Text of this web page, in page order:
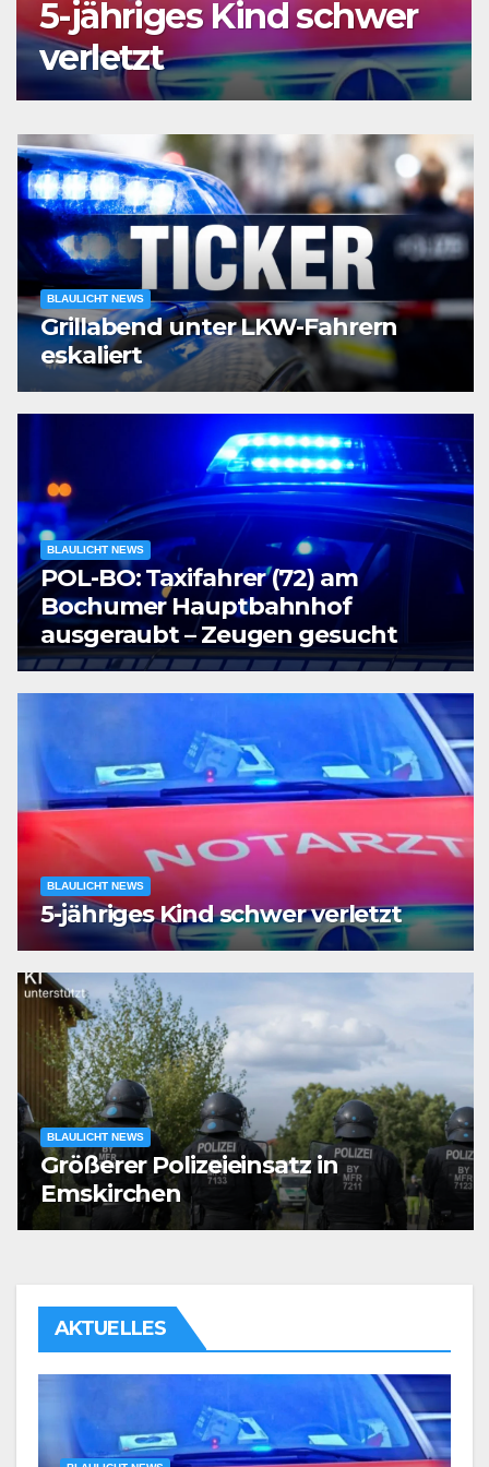
5-jähriges Kind schwer
verletzt
BLAULICHT NEWS
Grillabend unter LKW-Fahrern
eskaliert
BLAULICHT NEWS
POL-BO: Taxifahrer (72) am
Bochumer Hauptbahnhof
ausgeraubt – Zeugen gesucht
BLAULICHT NEWS
5-jähriges Kind schwer verletzt
BLAULICHT NEWS
Größerer Polizeieinsatz in
Emskirchen
AKTUELLES